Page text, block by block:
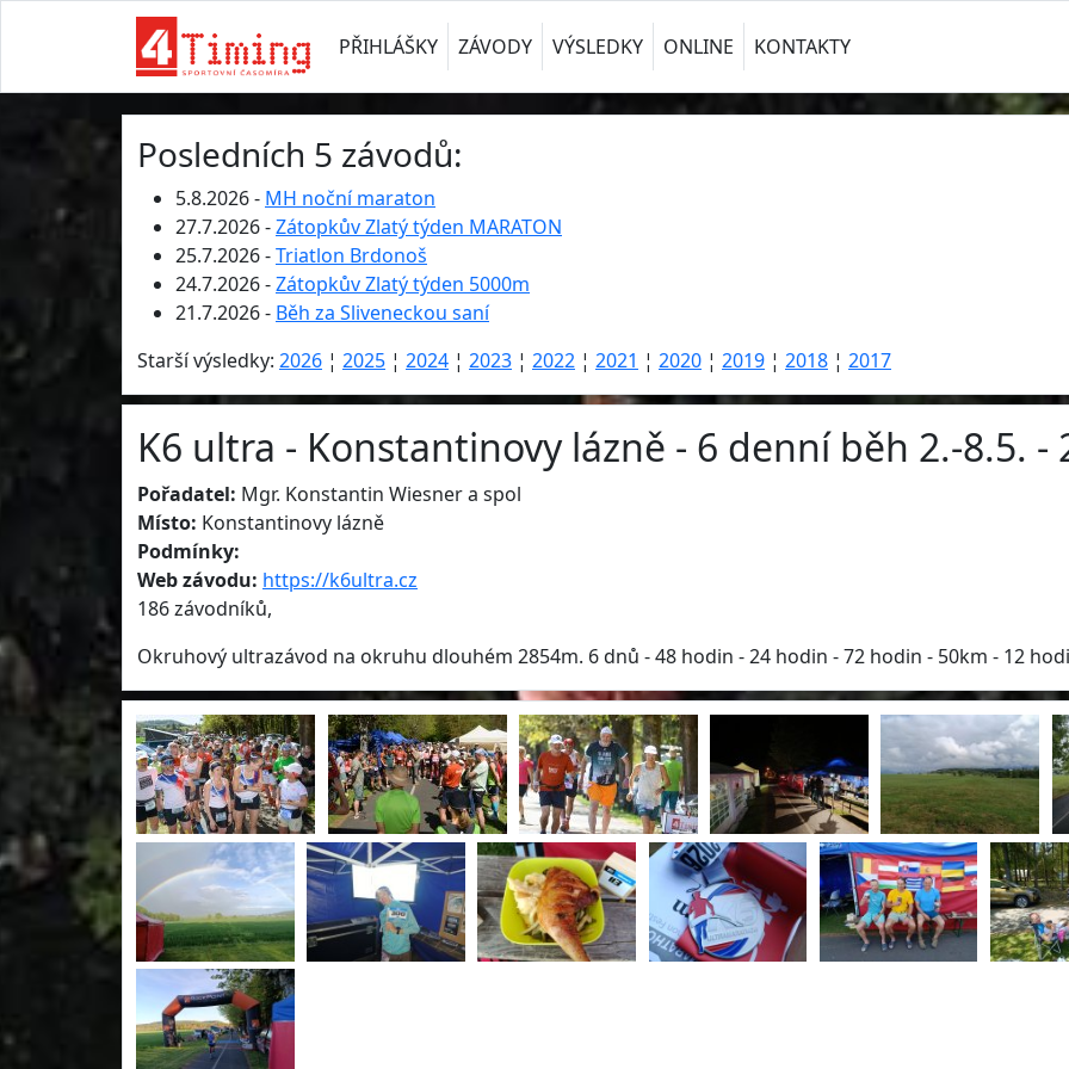
PŘIHLÁŠKY ZÁVODY VÝSLEDKY ONLINE KONTAKTY
Posledních 5 závodů:
5.8.2026 - MH noční maraton
27.7.2026 -Zátopkův Zlatý týden MARATON
25.7.2026 -Triatlon Brdonoš
24.7.2026 -Zátopkův Zlatý týden 5000m
21.7.2026 - Běh za Sliveneckou saní
Starší výsledky: 2026 ¦ 2025 ¦ 2024 ¦ 2023 ¦ 2022 ¦ 2021 ¦ 2020 ¦ 2019 ¦ 2018 ¦ 2017
K6 ultra - Konstantinovy lázně - 6 denní běh 2.-8.5. -
Pořadatel: Mgr. Konstantin Wiesner a spol
Místo: Konstantinovy lázně
Podmínky:
Web závodu: https://k6ultra.cz
186 závodníků,
Okruhový ultrazávod na okruhu dlouhém 2854m. 6 dnů - 48 hodin - 24 hodin - 72 hodin - 50km - 12